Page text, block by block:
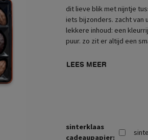
dit lieve blik met nijntje
iets bijzonders. zacht van
lekkere inhoud: een
puur. zo zit er altijd een
LEES MEER
sinterklaas
cadeaupapier: